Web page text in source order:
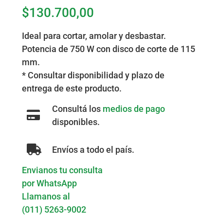
$130.700,00
Ideal para cortar, amolar y desbastar.
Potencia de 750 W con disco de corte de 115
mm.
* Consultar disponibilidad y plazo de
entrega de este producto.
Consultá los medios de pago
disponibles.
Envíos a todo el país.
Envianos tu consulta
por WhatsApp
Llamanos al
(011) 5263-9002